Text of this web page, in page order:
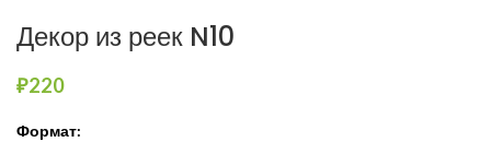
Декор из реек N10
₽220
Формат: